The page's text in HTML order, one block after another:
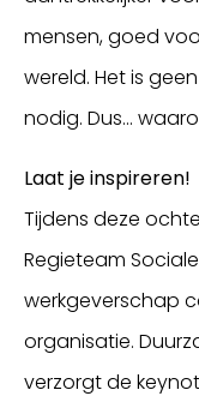
mensen, goed
wereld. Het is
nodig. Dus...
Laat je inspireren!
Tijdens deze
Regieteam
werkgeverschap
organisatie.
verzorgt de